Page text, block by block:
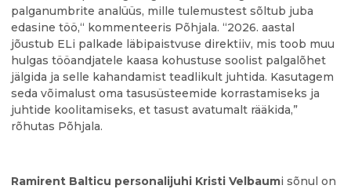
palganumbrite analüüs, mille tulemustest sõltub juba
edasine töö,“ kommenteeris Põhjala. “2026. aastal
jõustub ELi palkade läbipaistvuse direktiiv, mis toob muu
hulgas tööandjatele kaasa kohustuse soolist palgalõhet
jälgida ja selle kahandamist teadlikult juhtida. Kasutagem
seda võimalust oma tasusüsteemide korrastamiseks ja
juhtide koolitamiseks, et tasust avatumalt rääkida,”
rõhutas Põhjala.
Ramirent Balticu personalijuhi Kristi Velbaumi sõnul on